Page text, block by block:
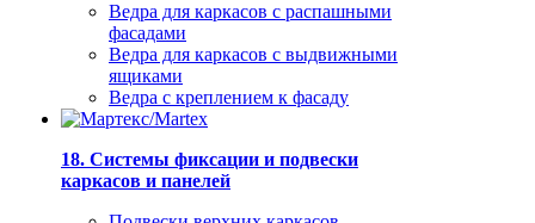
Ведра для каркасов с распашными
фасадами
Ведра для каркасов с выдвижными
ящиками
Ведра с креплением к фасаду
18. Системы фиксации и подвески
каркасов и панелей